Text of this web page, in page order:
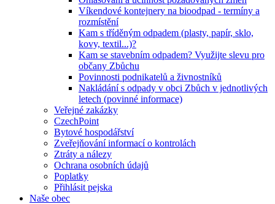
Víkendové kontejnery na bioodpad - termíny a
rozmístění
Kam s tříděným odpadem (plasty, papír, sklo,
kovy, textil...)?
Kam se stavebním odpadem? Využijte slevu pro
občany Zbůchu
Povinnosti podnikatelů a živnostníků
Nakládání s odpady v obci Zbůch v jednotlivých
letech (povinné informace)
Veřejné zakázky
CzechPoint
Bytové hospodářství
Zveřejňování informací o kontrolách
Ztráty a nálezy
Ochrana osobních údajů
Poplatky
Přihlásit pejska
Naše obec